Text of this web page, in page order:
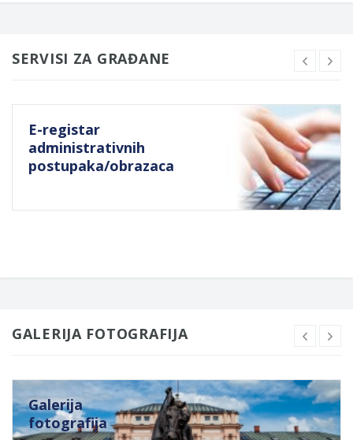
SERVISI ZA GRAĐANE
E-registar
administrativnih
postupaka/obrazaca
GALERIJA FOTOGRAFIJA
Galerija
fotografija